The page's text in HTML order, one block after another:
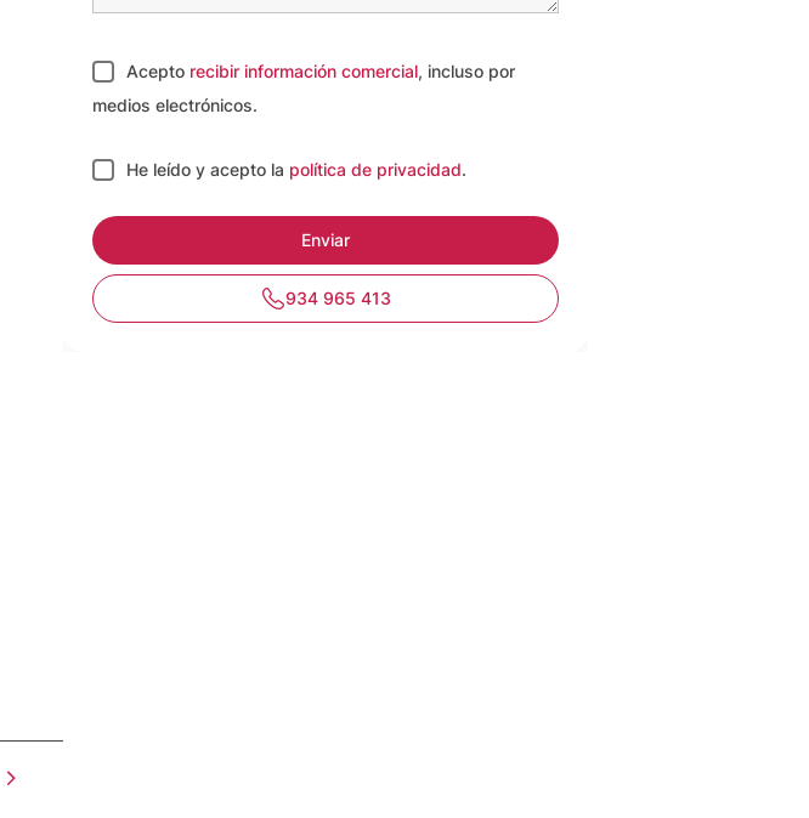
Acepto recibir información comercial, incluso por
medios electrónicos.
He leído y acepto la política de privacidad.
934 965 413